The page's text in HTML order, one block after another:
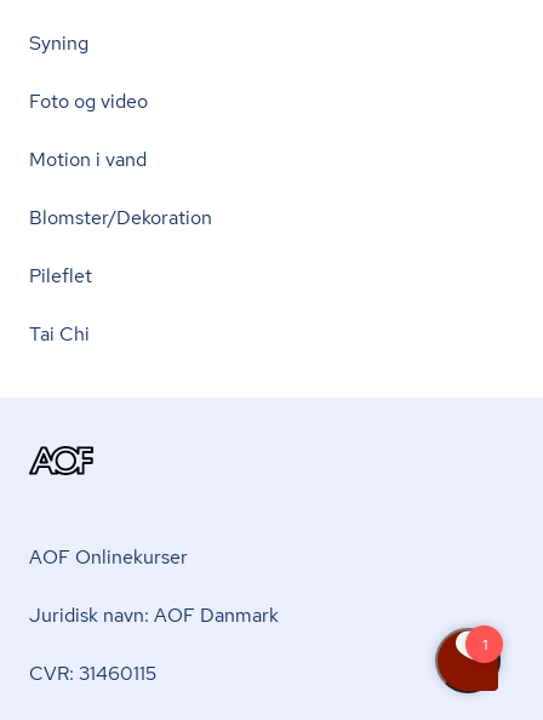
Syning
Foto og video
Motion i vand
Blomster/Dekoration
Pileflet
Tai Chi
AOF Onlinekurser
Juridisk navn: AOF Danmark
CVR: 31460115